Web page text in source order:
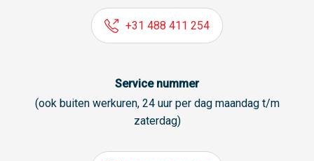
+31 488 411 254
Service nummer
(ook buiten werkuren, 24 uur per dag maandag t/m
zaterdag)